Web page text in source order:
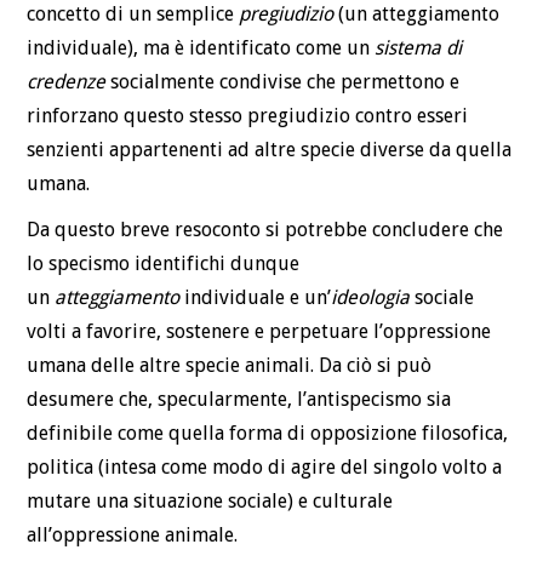
concetto di un semplice pregiudizio(un atteggiamento
individuale), ma è identificato come un sistema di
credenzesocialmente condivise che permettono e
rinforzano questo stesso pregiudizio contro esseri
senzienti appartenenti ad altre specie diverse da quella
umana.
Da questo breve resoconto si potrebbe concludere che
lo specismo identifichi dunque
un atteggiamentoindividuale e un’ideologia sociale
volti a favorire, sostenere e perpetuare l’oppressione
umana delle altre specie animali. Da ciò si può
desumere che, specularmente, l’antispecismo sia
definibile come quella forma di opposizione filosofica,
politica (intesa come modo di agire del singolo volto a
mutare una situazione sociale) e culturale
all’oppressione animale.